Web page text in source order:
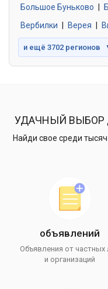
Большое Буньково
Вербилки
Верея
и ещё 3702 регионов
УДАЧНЫЙ ВЫБОР
Найди свое среди
объявлений
Объявления от частных
и организаций